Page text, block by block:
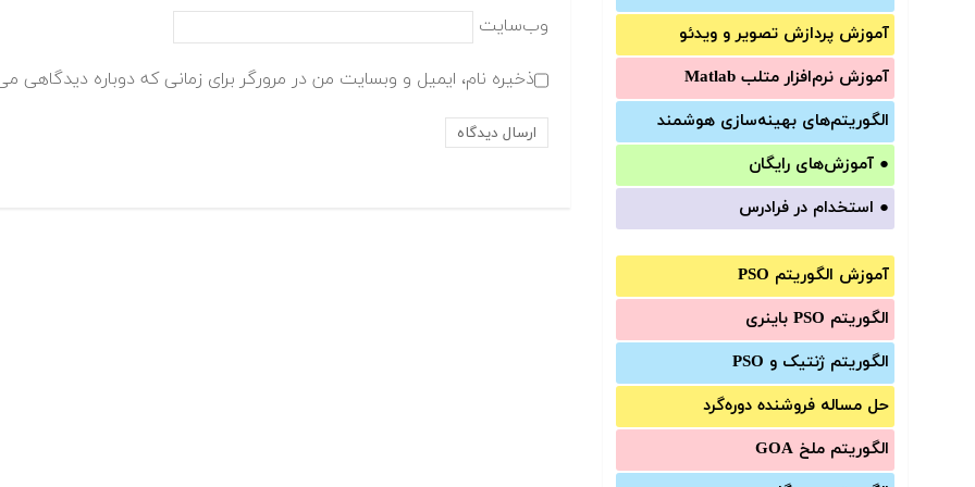
آموزش‌ پردازش تصویر و ویدئو
آموزش‌ نرم‌افزار متلب Matlab
الگوریتم‌های بهینه‌سازی هوشمند
● آموزش‌های رایگان
● استخدام در فرادرس
آموزش الگوریتم PSO
الگوریتم PSO باینری
الگوریتم ژنتیک و PSO
حل مساله فروشنده دوره‌گرد
الگوریتم ملخ GOA
وب‌سایت
ذخیره نام، ایمیل و وبسایت من در مرورگر برای زمانی که دوباره دیدگاهی